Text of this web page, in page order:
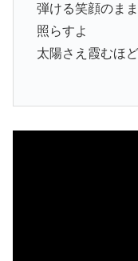
弾ける笑顔のま
照らすよ
太陽さえ霞むほ